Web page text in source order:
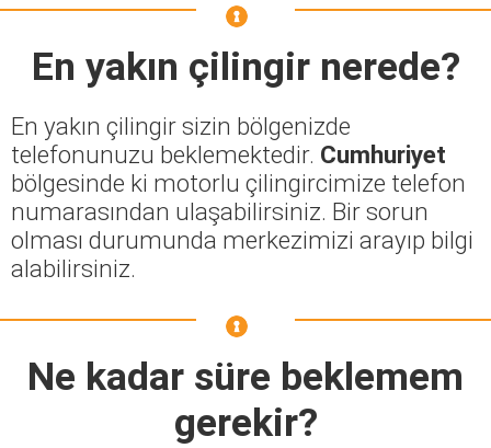
En yakın çilingir nerede?
En yakın çilingir sizin bölgenizde
telefonunuzu beklemektedir. Cumhuriyet
bölgesinde ki motorlu çilingircimize telefon
numarasından ulaşabilirsiniz. Bir sorun
olması durumunda merkezimizi arayıp bilgi
alabilirsiniz.
Ne kadar süre beklemem
gerekir?